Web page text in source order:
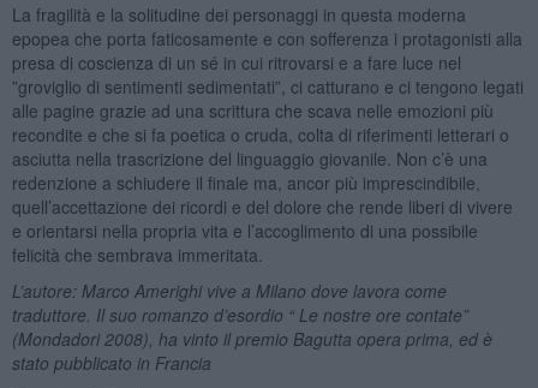
La fragilità e la solitudine dei personaggi in questa moderna
epopea che porta faticosamente e con sofferenza i protagonisti alla
presa di coscienza di un sé in cui ritrovarsi e a fare luce nel
”groviglio di sentimenti sedimentati”, ci catturano e ci tengono legati
alle pagine grazie ad una scrittura che scava nelle emozioni più
recondite e che si fa poetica o cruda, colta di riferimenti letterari o
asciutta nella trascrizione del linguaggio giovanile. Non c’è una
redenzione a schiudere il finale ma, ancor più imprescindibile,
quell’accettazione dei ricordi e del dolore che rende liberi di vivere
e orientarsi nella propria vita e l’accoglimento di una possibile
felicità che sembrava immeritata.
L’autore: Marco Amerighi vive a Milano dove lavora come
traduttore. Il suo romanzo d’esordio “ Le nostre ore contate”
(Mondadori 2008), ha vinto il premio Bagutta opera prima, ed è
stato pubblicato in Francia